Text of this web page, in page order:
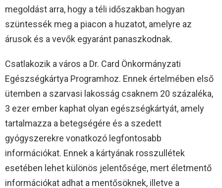
megoldást arra, hogy a téli időszakban hogyan
szüntessék meg a piacon a huzatot, amelyre az
árusok és a vevők egyaránt panaszkodnak.
Csatlakozik a város a Dr. Card Önkormányzati
Egészségkártya Programhoz. Ennek értelmében első
ütemben a szarvasi lakosság csaknem 20 százaléka,
3 ezer ember kaphat olyan egészségkártyát, amely
tartalmazza a betegségére és a szedett
gyógyszerekre vonatkozó legfontosabb
információkat. Ennek a kártyának rosszullétek
esetében lehet különös jelentősége, mert életmentő
információkat adhat a mentősöknek, illetve a